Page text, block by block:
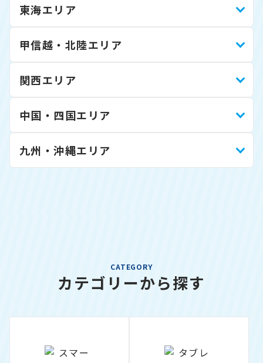
東海エリア
甲信越・北陸エリア
関西エリア
中国・四国エリア
九州・沖縄エリア
CATEGORY
カテゴリーから探す